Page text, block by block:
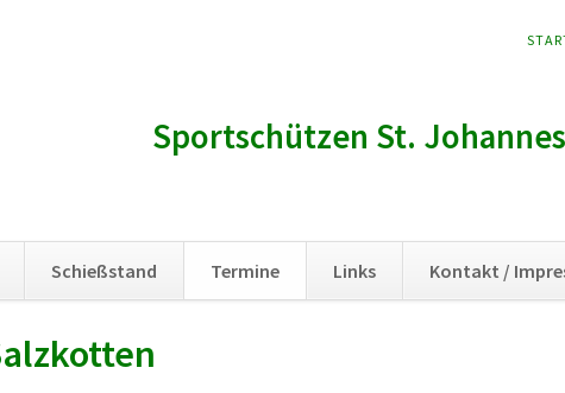
Sportschützen St.
Schießstand Termine Links Kontakt /